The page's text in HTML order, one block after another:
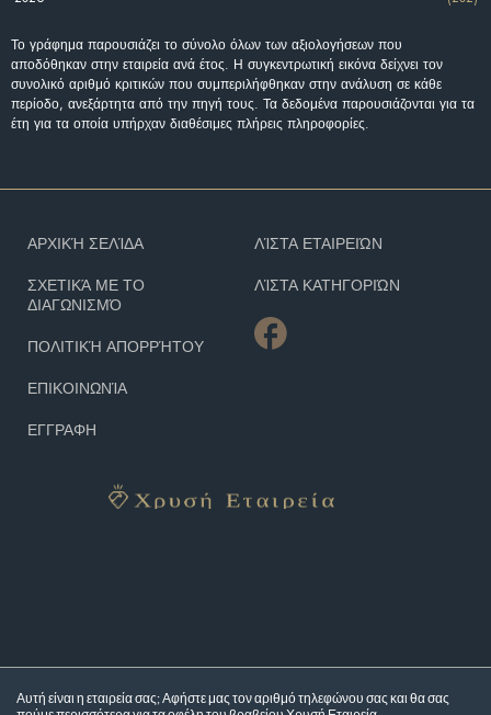
Το γράφημα παρουσιάζει το σύνολο όλων των αξιολογήσεων που
αποδόθηκαν στην εταιρεία ανά έτος. Η συγκεντρωτική εικόνα δείχνει τον
συνολικό αριθμό κριτικών που συμπεριλήφθηκαν στην ανάλυση σε κάθε
περίοδο, ανεξάρτητα από την πηγή τους. Τα δεδομένα παρουσιάζονται για τα
έτη για τα οποία υπήρχαν διαθέσιμες πλήρεις πληροφορίες.
Αυτή είναι η εταιρεία σας; Αφήστε μας τον αριθμό τηλεφώνου σας και θα σας
ΑΡΧΙΚΉ ΣΕΛΊΔΑ
ΣΧΕΤΙΚΆ ΜΕ ΤΟ
ΔΙΑΓΩΝΙΣΜΌ
ΠΟΛΙΤΙΚΉ ΑΠΟΡΡΉΤΟΥ
ΕΠΙΚΟΙΝΩΝΊΑ
ΕΓΓΡΑΦΗ
ΛΊΣΤΑ ΕΤΑΙΡΕΙΏΝ
ΛΊΣΤΑ ΚΑΤΗΓΟΡΙΏΝ